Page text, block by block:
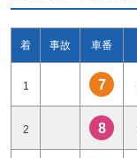
着 事故 車番
1 7
2 8